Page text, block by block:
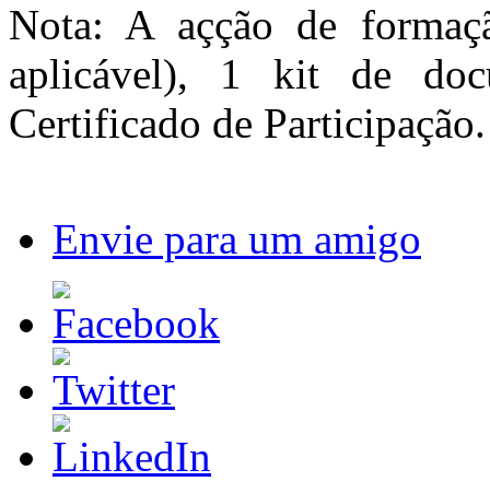
Nota: A açção de
aplicável), 1 kit de
Certificado de Participação.
Envie para um amigo